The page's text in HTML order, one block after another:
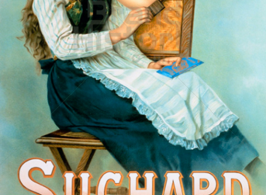
Suchard Milka Kraft Foods 1900